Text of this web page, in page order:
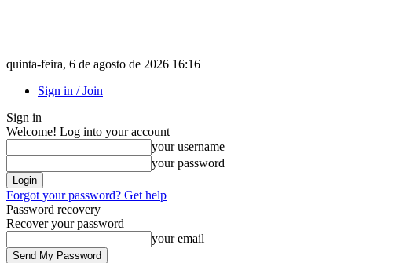
quinta-feira, 6 de agosto de 2026 16:16
Sign in / Join
Sign in
Welcome! Log into your account
your username
your password
Forgot your password? Get help
Password recovery
Recover your password
your email